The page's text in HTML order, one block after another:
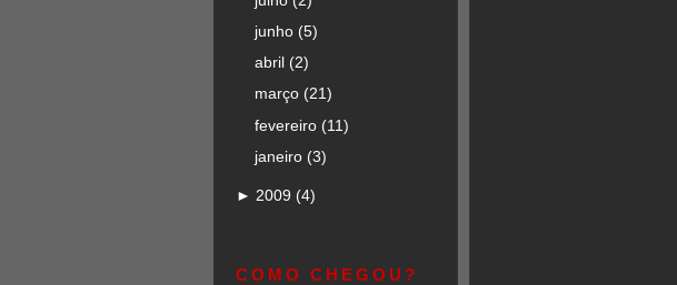
junho (5)
abril (2)
março (21)
fevereiro (11)
janeiro (3)
► 2009 (4)
COMO CHEGOU?